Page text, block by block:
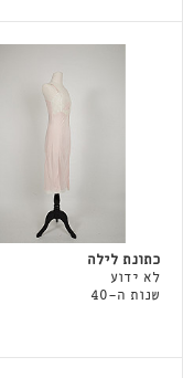
כתונת לילה
לא ידוע
שנות ה-40